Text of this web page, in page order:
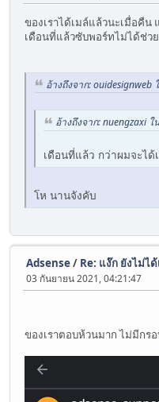
ของเราได้เมล์แล้วนะเมื่อคืน
เดือนที่แล้วซับพอร์ทไม่ได้ช่วย
อ้างถึงจาก: ouidesignweb
อ้างถึงจาก: nuengzaxi
เดือนที่แล้ว กว่าผมจะได้
โห นานจังคับ
Adsense/ Re: แง๊ก ยังไม่ไ
03 กันยายน 2021, 04:21:47
ของเราตอบห้วนมาก ไม่มีกรอ